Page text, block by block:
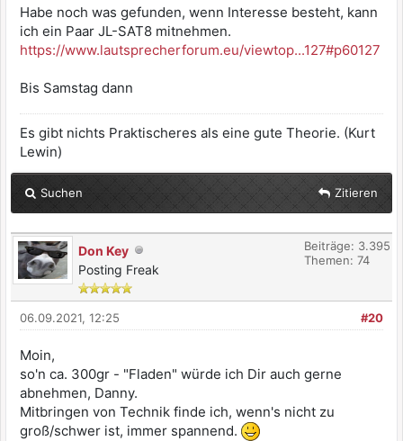
Habe noch was gefunden, wenn Interesse besteht, kann
ich ein Paar JL-SAT8 mitnehmen.
https://www.lautsprecherforum.eu/viewtop...127#p60127
Bis Samstag dann
Es gibt nichts Praktischeres als eine gute Theorie. (Kurt
Lewin)
Suchen Zitieren
Don Key
Posting Freak
Beiträge: 3.395
Themen: 74
#20
06.09.2021, 12:25
Moin,
so'n ca. 300gr - "Fladen" würde ich Dir auch gerne
abnehmen, Danny.
Mitbringen von Technik finde ich, wenn's nicht zu
groß/schwer ist, immer spannend.